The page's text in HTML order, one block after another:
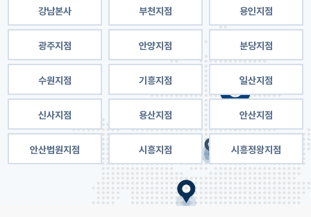
강남본사 부천지점 용인지점
광주지점 안양지점 분당지점
수원지점 기흥지점 일산지점
신사지점 용산지점 안산지점
안산법원지점 시흥지점 시흥정왕지점